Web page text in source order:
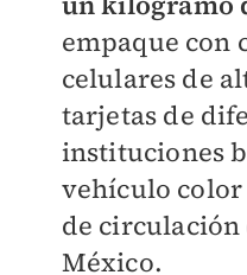
empaque con
celulares de
tarjetas de
instituciones
vehículo color
de circulación
México.